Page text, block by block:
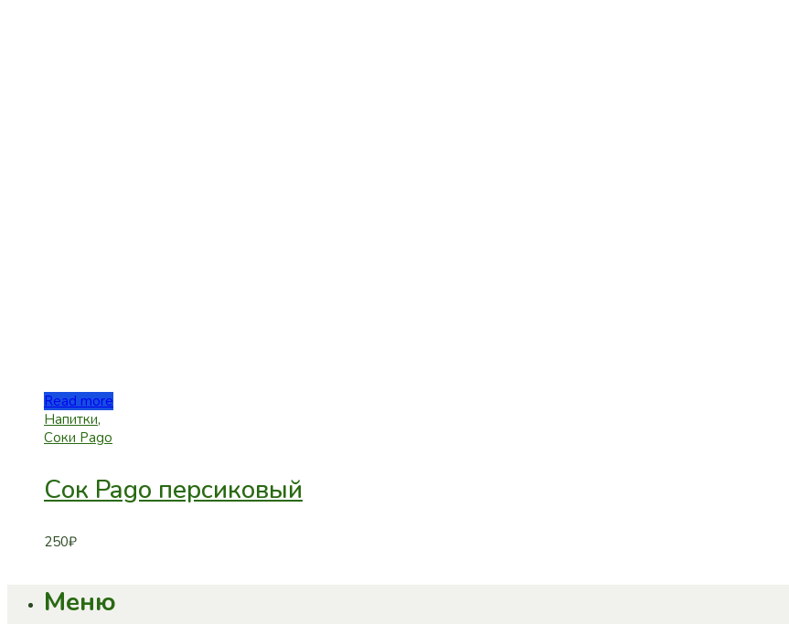
Read more
Напитки,
Соки Pago
Сок Pago персиковый
250₽
Меню